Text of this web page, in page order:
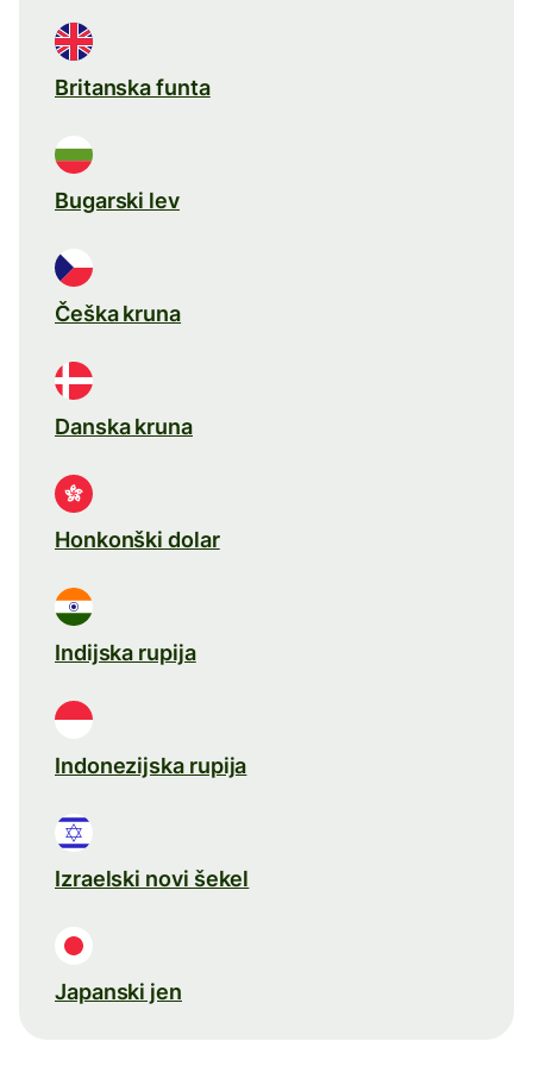
Britanska funta
Bugarski lev
Češka kruna
Danska kruna
Honkonški dolar
Indijska rupija
Indonezijska rupija
Izraelski novi šekel
Japanski jen